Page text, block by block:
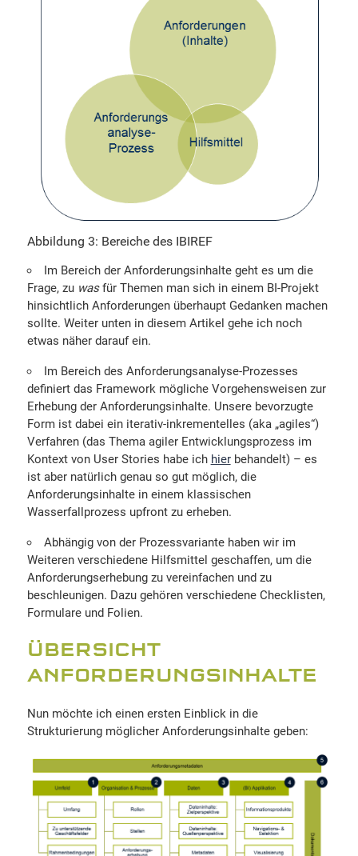
Abbildung 3: Bereiche des IBIREF
Im Bereich der Anforderungsinhalte geht es um die
Frage, zu wasfür Themen man sich in einem BI-Projekt
hinsichtlich Anforderungen überhaupt Gedanken machen
sollte. Weiter unten in diesem Artikel gehe ich noch
etwas näher darauf ein.
Im Bereich des Anforderungsanalyse-Prozesses
definiert das Framework mögliche Vorgehensweisen zur
Erhebung der Anforderungsinhalte. Unsere bevorzugte
Form ist dabei ein iterativ-inkrementelles (aka „agiles“)
Verfahren (das Thema agiler Entwicklungsprozess im
Kontext von User Stories habe ich hierbehandelt) – es
ist aber natürlich genau so gut möglich, die
Anforderungsinhalte in einem klassischen
Wasserfallprozess upfront zu erheben.
Abhängig von der Prozessvariante haben wir im
Weiteren verschiedene Hilfsmittel geschaffen, um die
Anforderungserhebung zu vereinfachen und zu
beschleunigen. Dazu gehören verschiedene Checklisten,
Formulare und Folien.
ÜBERSICHT
ANFORDERUNGSINHALTE
Nun möchte ich einen ersten Einblick in die
Strukturierung möglicher Anforderungsinhalte geben: